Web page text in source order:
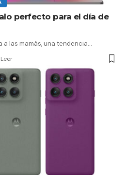
perfecto para el día de
a las mamás, una tendencia…